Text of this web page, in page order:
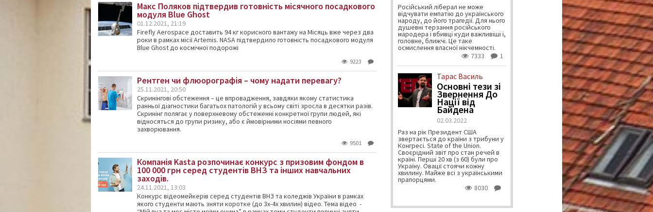
Макс Поляков підтвердив готовність місячного посадкового
модуля Blue Ghost
01.12.2021, 21:19
Firefly Aerospace доставить 94 кг корисного вантажу на Місяць вже через два
роки в рамках місії Artemis. NASA підтвердило готовність посадкового модуля
Blue Ghost до космічної подорожі
9223
Рентген чи флюорографія – чому надати перевагу?
25.11.2021, 20:50
Скринінгові обстеження – це впровадження, завдяки якому статистика
ранньої діагностики багатьох патологій у всьому світі зросла в десятки разів.
Скринінг полягає у поверхневому обстеженні конкретної групи людей, які
відносяться до групи ризику, або є ймовірними носіями певного
захворювання.
9501
Компанія Kasta розпочинає конкурс з призовим фондом в
100 000 грн серед студентів ВНЗ та інших навчальних
заходів.
24.11.2021, 13:03
Конкурс відеомейкерів серед студентів ВНЗ та коледжів України в рамках
якого студенти мають зняти коротке (до 3х-4х хвилин) відео. Тема відео -
Російський ліберал не може
відчувати емпатію до українського
народу, до його трагедії. Для нього
душевні терзання російського
мародера і вбивці куди важливіші і,
головне, ближчі. Це таке
осмислення власної нікчемності.
7333
1
Тарас Василь
Основні тези зі
Звернення До
Нації від
Байдена
02.03.2022
Раз на рік Президент США
звертається до країни з трибуни у
Конгресі. State of the Union.
Своєрідний звіт про стан речей в
країні. Перші 20 хв (з 60) були про
Україну. Овації стоячи кожну
хвилину. Майже всі з українськими
прапорцями.
8030